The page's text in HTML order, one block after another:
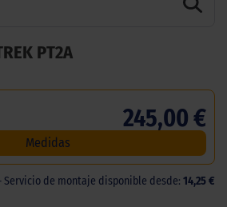
PT2A
245,00 €
Medidas
Servicio de montaje disponible desde: 14,25 €